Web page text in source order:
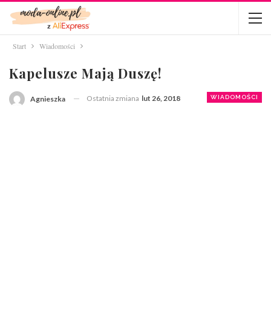
Start Wiadomości
Kapelusze Mają Duszę!
WIADOMOŚCI
Agnieszka Ostatnia zmiana lut 26, 2018